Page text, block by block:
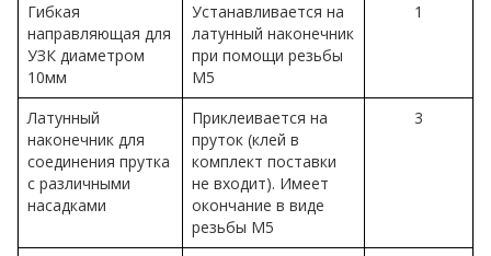
Гибкая
направляющая для
УЗК диаметром
10мм
Устанавливается на
латунный наконечник
при помощи резьбы
М5
1
Латунный
наконечник для
соединения прутка
с различными
насадками
Приклеивается на
пруток (клей в
комплект поставки
не входит). Имеет
окончание в виде
резьбы М5
3